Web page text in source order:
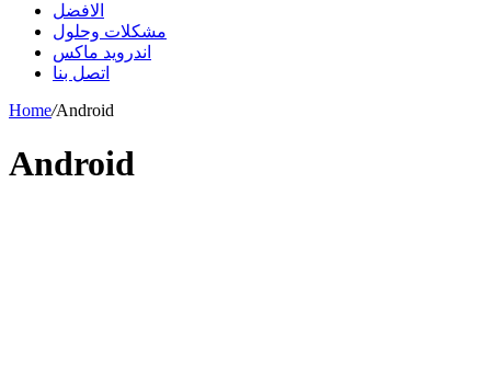
الافضل
مشكلات وحلول
اندرويد ماكس
اتصل بنا
Home/Android
Android